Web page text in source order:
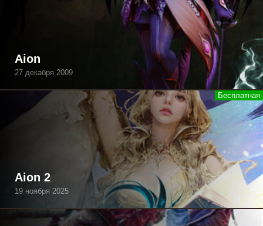
Aion
27 декабря 2009
Aion 2
19 ноября 2025